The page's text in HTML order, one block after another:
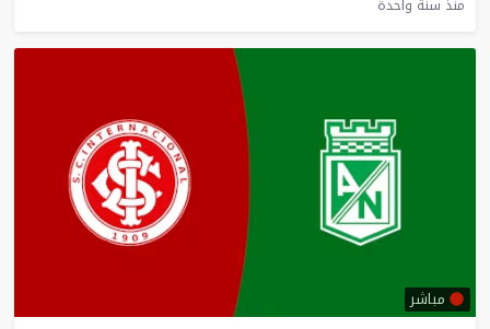
منذ سنة واحدة
مباشر